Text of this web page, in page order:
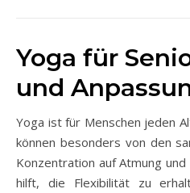
Yoga für
und
Yoga ist für Menschen jeden
können besonders von den
Konzentration auf Atmung
hilft, die Flexibilität zu